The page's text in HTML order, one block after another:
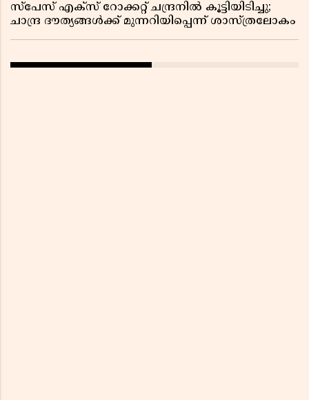
സ്പേസ് എക്സ് റോക്കറ്റ് ചന്ദ്രനിൽ കൂട്ടിയിടിച്ചു;
ചാന്ദ്ര ദൗത്യങ്ങൾക്ക് മുന്നറിയിപ്പെന്ന് ശാസ്ത്രലോകം ​​​​​​​